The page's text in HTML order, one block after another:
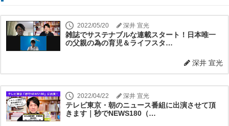
2022/05/20 深井 宣光
雑誌でサステナブルな連載スタート！日本唯一
の父親の為の育児＆ライフスタ…
深井 宣光
2022/04/22 深井 宣光
テレビ東京・朝のニュース番組に出演させて頂
きます｜秒でNEWS180（…